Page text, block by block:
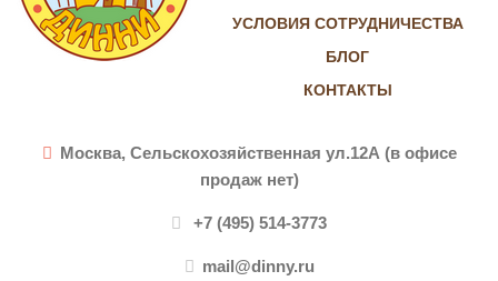
УСЛОВИЯ СОТРУДНИЧЕСТВА
БЛОГ
КОНТАКТЫ
Москва, Сельскохозяйственная ул.12А (в офисе
продаж нет)
+7 (495) 514-3773
mail@dinny.ru